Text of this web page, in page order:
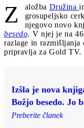
Z aložba Družina
grosupeljsko
njegovo novo
besedo. V njej je na
razlage in
pripravlja za Gold TV.
Izšla je nova
Božjo besedo. Jo
Preberite članek